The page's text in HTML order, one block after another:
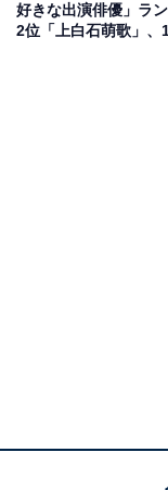
三国時代から現代
仲間やライバルと
好きな出演俳優」ラン
2位「上白石萌歌」、